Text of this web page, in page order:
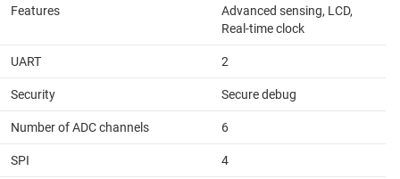
Features
Advanced sensing, LCD,
Real-time clock
UART 2
Security Secure debug
Number of ADC channels 6
SPI 4